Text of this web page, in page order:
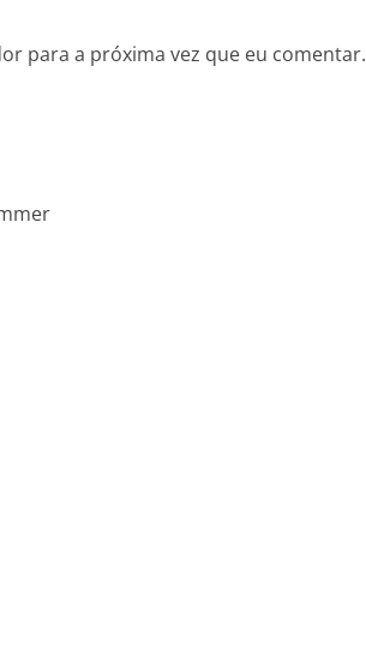
para a próxima vez que eu comentar.